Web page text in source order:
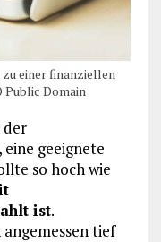
einer finanziellen
Public Domain
der
geeignete
so hoch wie
ist.
tief